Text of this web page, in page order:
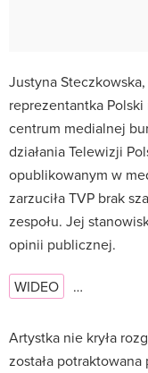
Justyna
reprezentantka
centrum medialnej
działania Telewizji
opublikowanym w
zarzuciła TVP brak
zespołu. Jej
opinii publicznej.
WIDEO …
Artystka nie kryła
została